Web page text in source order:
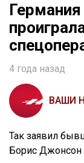
4 года назад
ВАШИ
Так заявил
Борис Джонсон